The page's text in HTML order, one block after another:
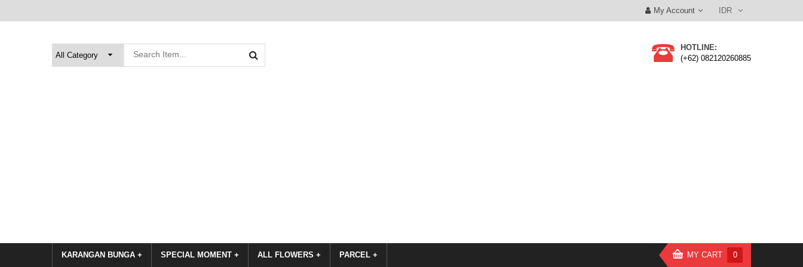
IDR
My Account
HOTLINE:
(+62) 082120260885
KARANGAN BUNGA + SPECIAL MOMENT + ALL FLOWERS + PARCEL + MY CART 0